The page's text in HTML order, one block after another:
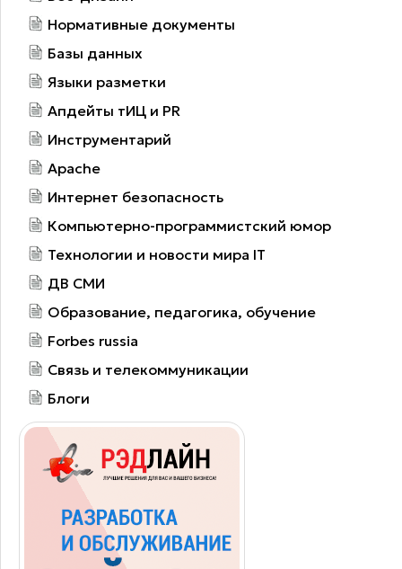
Нормативные документы
Базы данных
Языки разметки
Апдейты тИЦ и PR
Инструментарий
Apache
Интернет безопасность
Компьютерно-программистский юмор
Технологии и новости мира IT
ДВ СМИ
Образование, педагогика, обучение
Forbes russia
Связь и телекоммуникации
Блоги